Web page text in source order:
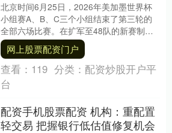
北京时间6月25日，2026年美加墨世界杯
小组赛A、B、C三个小组结束了第三轮的
全部六场比赛。在扩军至48队的新赛制
下，各队为淘汰赛席位展开激烈争夺。最
终，墨西....
网上股票配资门户
查看： 119 分类： 配资炒股开户平
台
配资手机股票配资 机构：重配置
轻交易 把握银行低估值修复机会